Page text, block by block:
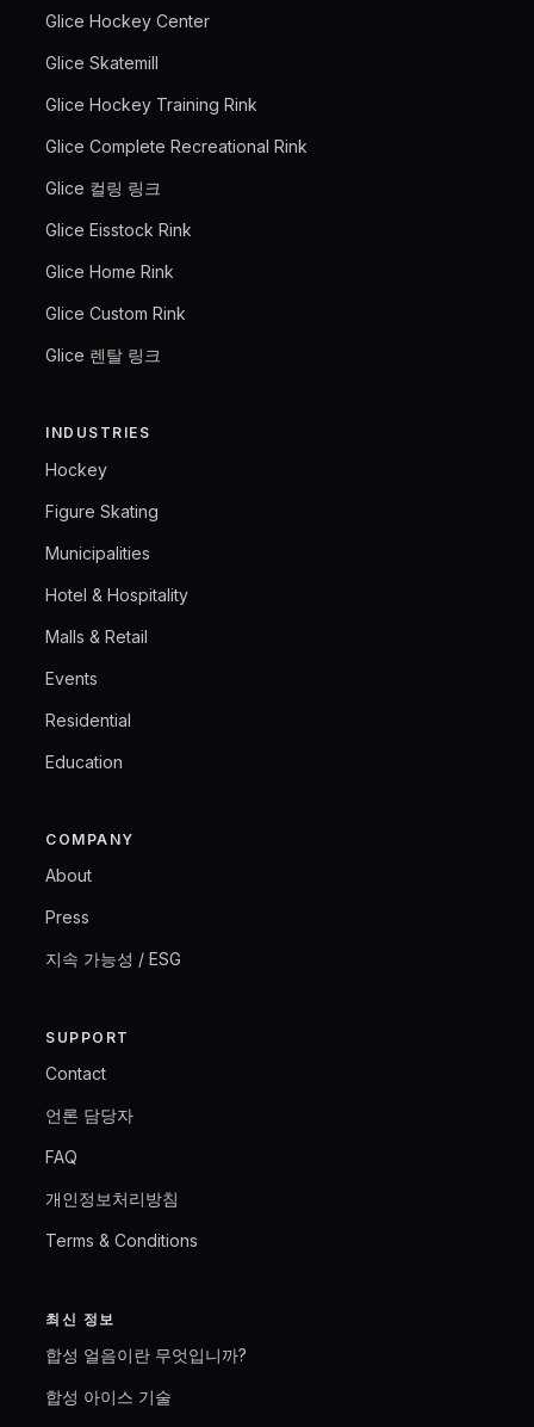
Glice Hockey Center
Glice Skatemill
Glice Hockey Training Rink
Glice Complete Recreational Rink
Glice 컬링 링크
Glice Eisstock Rink
Glice Home Rink
Glice Custom Rink
Glice 렌탈 링크
INDUSTRIES
Hockey
Figure Skating
Municipalities
Hotel & Hospitality
Malls & Retail
Events
Residential
Education
COMPANY
About
Press
지속 가능성 / ESG
SUPPORT
Contact
언론 담당자
FAQ
개인정보처리방침
Terms & Conditions
최신 정보
합성 얼음이란 무엇입니까?
합성 아이스 기술